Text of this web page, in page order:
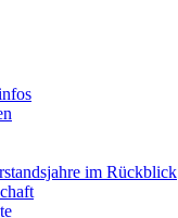
im Rückblick